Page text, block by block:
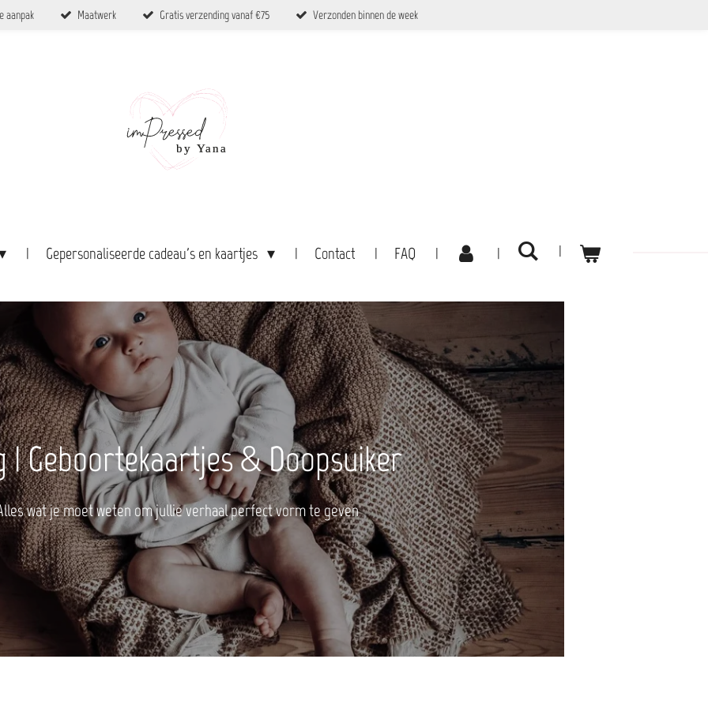
aanpak Maatwerk Gratis verzending vanaf €75 Verzonden binnen de week
Gepersonaliseerde cadeau's en kaartjes Contact FAQ
| Geboortekaartjes & Doopsuiker
wat je moet weten om jullie verhaal perfect vorm te geven